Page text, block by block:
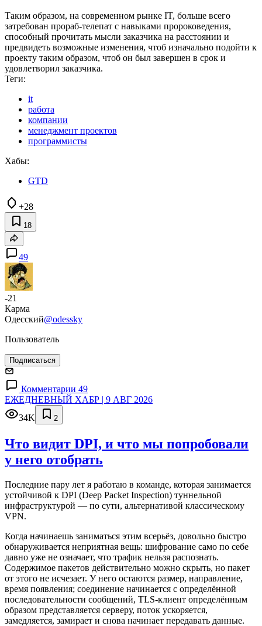
Таким образом, на современном рынке IT, больше всего
затребован прораб-телепат с навыками пророковедения,
способный прочитать мысли заказчика на расстоянии и
предвидеть возможные изменения, чтоб изначально подойти к
проекту таким образом, чтоб он был завершен в срок и
удовлетворил заказчика.
Теги:
it
работа
компании
менеджмент проектов
программисты
Хабы:
GTD
+28
18
49
-21
Карма
Одесский@odessky
Пользователь
Подписаться
Комментарии 49
ЕЖЕДНЕВНЫЙ ХАБР | 9 АВГ 2026
34K
2
Что видит DPI, и что мы попробовали
у него отобрать
Последние пару лет я работаю в команде, которая занимается
устойчивой к DPI (Deep Packet Inspection) туннельной
инфраструктурой — по сути, альтернативой классическому
VPN.
Когда начинаешь заниматься этим всерьёз, довольно быстро
обнаруживается неприятная вещь: шифрование само по себе
давно уже не означает, что трафик нельзя распознать.
Содержимое пакетов действительно можно скрыть, но пакет
от этого не исчезает. У него остаются размер, направление,
время появления; соединение начинается с определённой
последовательности сообщений, TLS-клиент определённым
образом представляется серверу, поток ускоряется,
замедляется, замирает и снова начинает передавать данные.